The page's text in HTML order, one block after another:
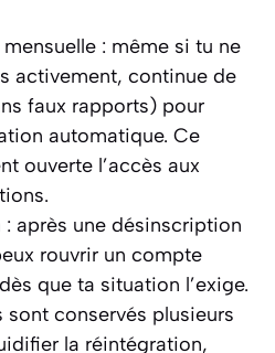
: même si tu ne
activement, continue de
faux rapports) pour
automatique. Ce
ouverte l’accès aux
après une désinscription
rouvrir un compte
que ta situation l’exige.
conservés plusieurs
la réintégration,